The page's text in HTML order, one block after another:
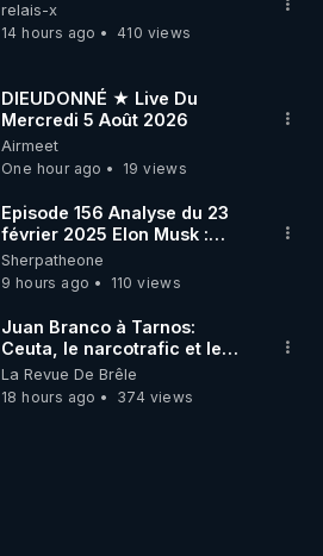
relais-x
14 hours ago
410 views
DIEUDONNÉ ★ Live Du
Mercredi 5 Août 2026
Airmeet
One hour ago
19 views
Episode 156 Analyse du 23
février 2025 Elon Musk :
Houston , on a un problème !
Sherpatheone
9 hours ago
110 views
Juan Branco à Tarnos:
Ceuta, le narcotrafic et le
pouvoir en France
La Revue De Brêle
18 hours ago
374 views